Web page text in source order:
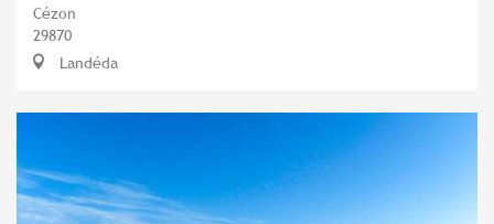
Cézon
29870
Landéda